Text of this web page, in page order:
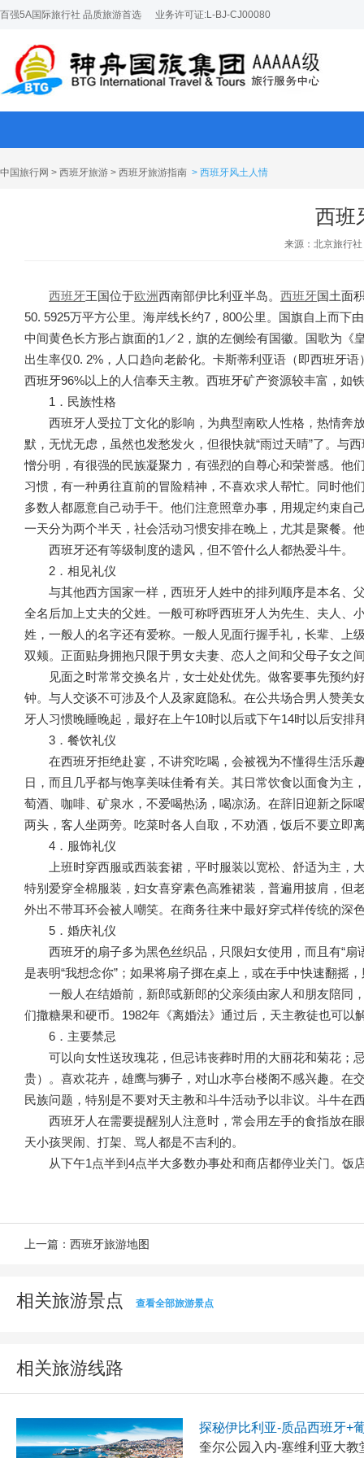
百强5A国际旅行社 品质旅游首选 业务许可证:L-BJ-CJ00080
中国旅行网 > 西班牙旅游 > 西班牙旅游指南 > 西班牙风土人情
西班
来源：北京旅行社
西班牙王国位于欧洲西南部伊比利亚半岛。 西班牙国土面
50. 5925万平方公里。海岸线长约7，800公里。国旗自上而下
中间黄色长方形占旗面的1／2，旗的左侧绘有国徽。国歌为《
出生率仅0. 2%，人口趋向老龄化。卡斯蒂利亚语（即西班牙
西班牙96%以上的人信奉天主教。西班牙矿产资源较丰富，如
1．民族性格
西班牙人受拉丁文化的影响，为典型南欧人性格，热情奔
默，无忧无虑，虽然也发愁发火，但很快就“雨过天晴”了。与
憎分明，有很强的民族凝聚力，有强烈的自尊心和荣誉感。他
习惯，有一种勇往直前的冒险精神，不喜欢求人帮忙。同时
多数人都愿意自己动手干。他们注意照章办事，用规定约束
一天分为两个半天，社会活动习惯安排在晚上，尤其是聚餐。
西班牙还有等级制度的遗风，但不管什么人都热爱斗牛。
2．相见礼仪
与其他西方国家一样，西班牙人姓中的排列顺序是本名、
全名后加上丈夫的父姓。一般可称呼西班牙人为先生、夫人、
姓，一般人的名字还有爱称。一般人见面行握手礼，长辈、上
双颊。正面贴身拥抱只限于男女夫妻、恋人之间和父母子女之
见面之时常常交换名片，女士处处优先。做客要事先预
钟。与人交谈不可涉及个人及家庭隐私。在公共场合男人赞美
牙人习惯晚睡晚起，最好在上午10时以后或下午14时以后安排
3．餐饮礼仪
在西班牙拒绝赴宴，不讲究吃喝，会被视为不懂得生活乐
日，而且几乎都与饱享美味佳肴有关。其日常饮食以面食为
萄酒、咖啡、矿泉水，不爱喝热汤，喝凉汤。在辞旧迎新之际
两头，客人坐两旁。吃菜时各人自取，不劝酒，饭后不要立即
4．服饰礼仪
上班时穿西服或西装套裙，平时服装以宽松、舒适为主
特别爱穿全棉服装，妇女喜穿素色高雅裙装，普遍用披肩，但
外出不带耳环会被人嘲笑。在商务往来中最好穿式样传统的深
5．婚庆礼仪
西班牙的扇子多为黑色丝织品，只限妇女使用，而且有“
是表明“我想念你”；如果将扇子掷在桌上，或在手中快速翻摇
一般人在结婚前，新郎或新郎的父亲须由家人和朋友陪同
们撒糖果和硬币。1982年《离婚法》通过后，天主教徒也可以
6．主要禁忌
可以向女性送玫瑰花，但忌讳丧葬时用的大丽花和菊花；
贵）。喜欢花卉，雄鹰与狮子，对山水亭台楼阁不感兴趣。在
民族问题，特别是不要对天主教和斗牛活动予以非议。斗牛在
西班牙人在需要提醒别人注意时，常会用左手的食指放在
天小孩哭闹、打架、骂人都是不吉利的。
从下午1点半到4点半大多数办事处和商店都停业关门。饭
上一篇： 西班牙旅游地图
相关旅游景点 查看全部旅游景点
相关旅游线路
探秘伊比利亚-质品西班牙+
奎尔公园入内-塞维利亚大教